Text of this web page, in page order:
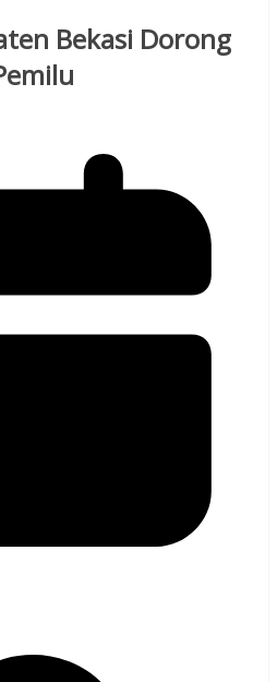
Bekasi Dorong